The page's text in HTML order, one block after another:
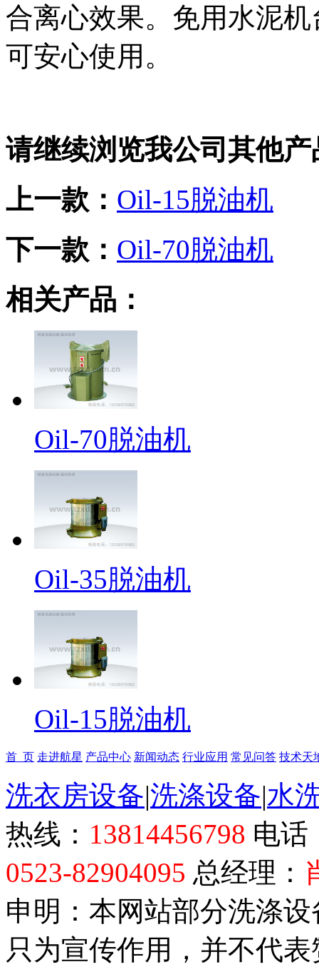
合离心效果。免用水泥
可安心使用。
请继续浏览我公司其他产
上一款： Oil-15脱油机
下一款： Oil-70脱油机
相关产品：
Oil-70脱油机
Oil-35脱油机
Oil-15脱油机
首 页 走进航星 产品中心 新闻动态 行业应用 常见问答 技术天
洗衣房设备|洗涤设备|水
热线： 13814456798 电话
0523-82904095 总经理：
申明：本网站部分洗涤
只为宣传作用，并不代